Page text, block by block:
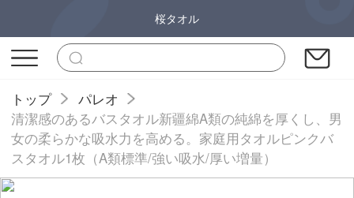
桜タオル
トップ
パレオ
清潔感のあるバスタオル新疆綿A類の純綿を厚くし、男
女の柔らかな吸水力を高める。家庭用タオルピンクバ
スタオル1枚（A類標準/強い吸水/厚い増量）